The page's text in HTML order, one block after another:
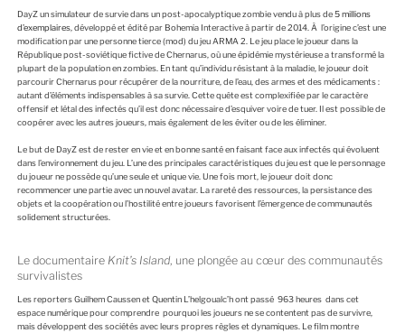
DayZ un simulateur de survie dans un post-apocalyptique zombie vendu à plus de5 millions
d’exemplaires, développé et édité par Bohemia Interactive à partir de 2014. À l’origine c’est une
modification par une personne tierce (mod) du jeu ARMA 2. Le jeu place le joueur dans la
République post-soviétique fictive de Chernarus, où une épidémie mystérieuse a transformé la
plupart de la population en zombies. En tant qu’individu résistant à la maladie, le joueur doit
parcourir Chernarus pour récupérer de la nourriture, de l’eau, des armes et des médicaments :
autant d’éléments indispensables à sa survie. Cette quête est complexifiée par le caractère
offensif et létal des infectés qu’il est donc nécessaire d’esquiver voire de tuer. Il est possible de
coopérer avec les autres joueurs, mais également de les éviter ou de les éliminer.
Le but de DayZ est de rester en vie et en bonne santé en faisant face aux infectés qui évoluent
dans l’environnement du jeu. L’une des principales caractéristiques du jeu est que le personnage
du joueur ne possède qu’une seule et unique vie. Une fois mort, le joueur doit donc
recommencer une partie avec un nouvel avatar. La rareté des ressources, la persistance des
objets et la coopération ou l’hostilité entre joueurs favorisent l’émergence de communautés
solidement structurées.
Le documentaire Knit’s Island, une plongée au cœur des communautés
survivalistes
Les reporters Guilhem Caussen et Quentin L’helgoualc’h ont passé 963 heures dans cet
espace numérique pour comprendre pourquoi les joueurs ne se contentent pas de survivre,
mais développent des sociétés avec leurs propres règles et dynamiques. Le film montre